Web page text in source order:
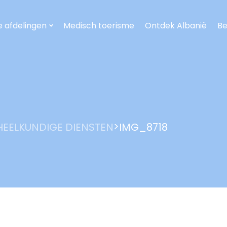
afdelingen Medisch toerisme Ontdek Albanië
DIENSTEN>IMG_8718